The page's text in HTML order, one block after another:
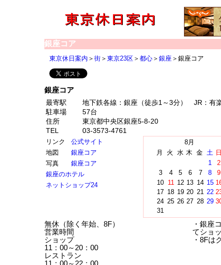
銀座コア
東京休日案内 ＞ 街 ＞ 東京23区 ＞ 都心 ＞ 銀座 ＞銀座コア
銀座コア
最寄駅
地下鉄各線：銀座（徒歩1～3分） JR：有
駐車場
57台
住所
東京都中央区銀座5-8-20
TEL
03-3573-4761
リンク
公式サイト
地図
銀座コア
写真
銀座コア
銀座のホテル
ネットショップ24
8月
月
火 水 木 金 土
1
2
3
4 5 6 7 8
9
10 11 12 13 14 15
17 18 19 20 21 22
24 25 26 27 28 29
31
無休（除く年始、8F）
営業時間
ショップ
11：00～20：00
レストラン
11：00～22：00
・銀座
てショ
・8Fは